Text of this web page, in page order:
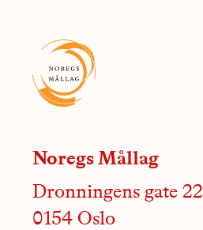
Noregs Mållag
Dronningens gate 22
0154 Oslo